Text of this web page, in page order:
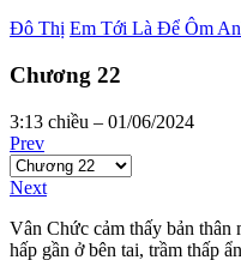
Đô Thị Em Tới Là Để Ôm
Chương 22
3:13 chiều – 01/06/2024
Prev
Next
Vân Chức cảm thấy bản thân
hấp gần ở bên tai, trầm thấp